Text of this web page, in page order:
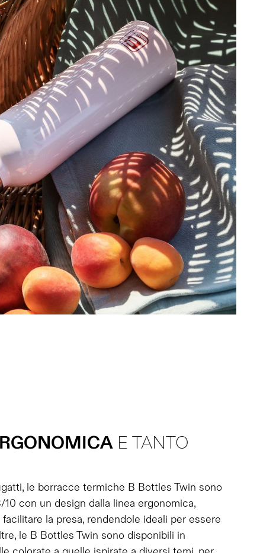
E TANTO
le borracce termiche B Bottles Twin sono
con un design dalla linea ergonomica,
la presa, rendendole ideali per essere
le B Bottles Twin sono disponibili in